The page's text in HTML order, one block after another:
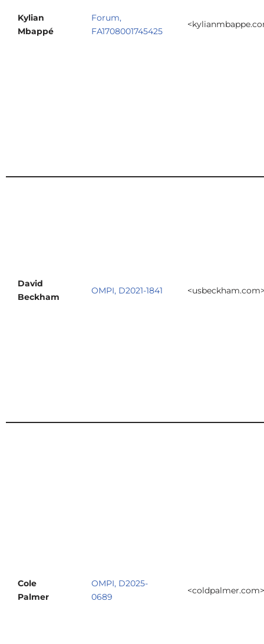
Kylian
Mbappé
Forum,
FA1708001745425
David
Beckham
OMPI, D2021-1841
Cole
Palmer
OMPI, D2025-
0689
<coldpalmer.com>